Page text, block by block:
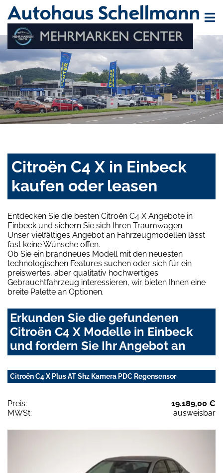
Citroën C4 X in Einbeck
kaufen oder leasen
Entdecken Sie die besten Citroën C4 X Angebote in
Einbeck und sichern Sie sich Ihren Traumwagen.
Unser vielfältiges Angebot an Fahrzeugmodellen lässt
fast keine Wünsche offen.
Ob Sie ein brandneues Modell mit den neuesten
technologischen Features suchen oder sich für ein
preiswertes, aber qualitativ hochwertiges
Gebrauchtfahrzeug interessieren, wir bieten Ihnen eine
breite Palette an Optionen.
Erkunden Sie die gefundenen
Citroën C4 X Modelle in Einbeck
und fordern Sie Ihr Angebot an
Citroën C4 X Plus AT Shz Kamera PDC Regensensor
Preis:
19.189,00 €
MWSt:
ausweisbar